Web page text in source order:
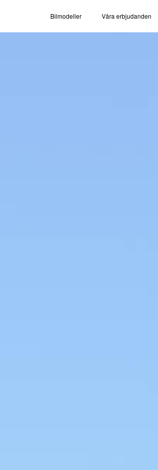
Bilmodeller Våra erbjudanden